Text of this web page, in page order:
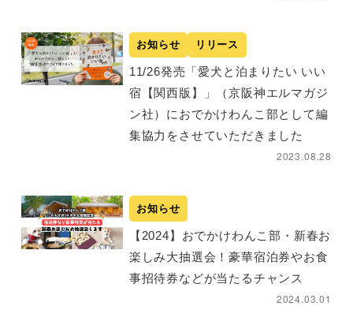
お知らせ リリース
11/26発売「愛犬と泊まりたい いい
宿【関西版】」（京阪神エルマガジ
ン社）におでかけわんこ部として編
集協力をさせていただきました
2023.08.28
お知らせ
【2024】おでかけわんこ部・新春お
楽しみ大抽選会！豪華宿泊券やお食
事招待券などが当たるチャンス
2024.03.01